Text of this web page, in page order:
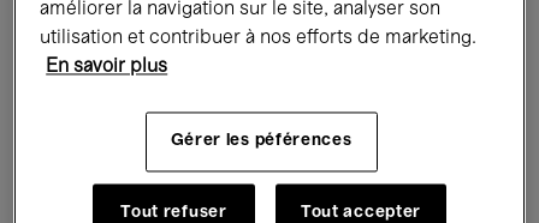
Expositions Art contemporain
améliorer la navigation sur le site, analyser son
utilisation et contribuer à nos efforts de marketing.
En savoir plus
Gérer les péférences
Tout refuser Tout accepter